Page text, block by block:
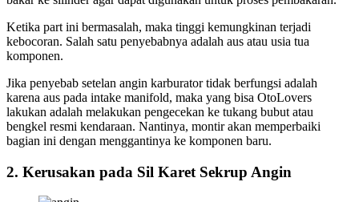
Ketika part ini bermasalah, maka tinggi kemungkinan terjadi
kebocoran. Salah satu penyebabnya adalah aus atau usia tua
komponen.
Jika penyebab setelan angin karburator tidak berfungsi adalah
karena aus pada intake manifold, maka yang bisa OtoLovers
lakukan adalah melakukan pengecekan ke tukang bubut atau
bengkel resmi kendaraan. Nantinya, montir akan memperbaiki
bagian ini dengan menggantinya ke komponen baru.
2. Kerusakan pada Sil Karet Sekrup Angin